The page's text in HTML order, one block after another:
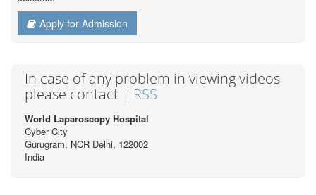
Apply for Admission
In case of any problem in viewing videos
please contact | RSS
World Laparoscopy Hospital
Cyber City
Gurugram, NCR Delhi, 122002
India